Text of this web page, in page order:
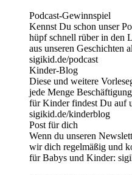
Podcast-Gewinnspiel
Kennst Du schon unser
hüpf schnell rüber in den
aus unseren Geschichten
sigikid.de/podcast
Kinder-Blog
Diese und weitere
jede Menge
für Kinder findest Du auf
⁠sigikid.de/kinderblog
Post für dich
Wenn du unseren
wir dich regelmäßig und
für Babys und Kinder: